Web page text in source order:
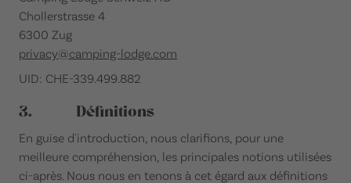
Chollerstrasse 4
6300 Zug
privacy@camping-lodge.com
UID: CHE-339.499.882
3. Définitions
En guise d'introduction, nous clarifions, pour une
meilleure compréhension, les principales notions utilisées
ci-après. Nous nous en tenons à cet égard aux définitions